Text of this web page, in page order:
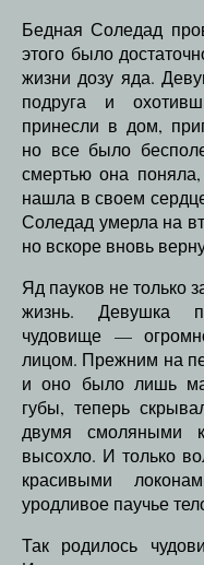
Бедная Соледад
этого было
жизни дозу яда.
подруга и
принесли в дом,
но все было
смертью она
нашла в своем
Соледад умерла на
но вскоре вновь
Яд пауков не только
жизнь. Девушка
чудовище —
лицом. Прежним на
и оно было лишь
губы, теперь
двумя смоляными
высохло. И только
красивыми
уродливое паучье
Так родилось